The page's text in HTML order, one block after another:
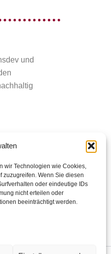
wir Technologien wie Cookies,
zuzugreifen. Wenn Sie diesen
oder eindeutige IDs
nicht erteilen oder
beeinträchtigt werden.
und